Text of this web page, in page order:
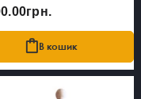
В кошик